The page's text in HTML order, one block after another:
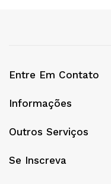
Entre Em Contato
Informações
Outros Serviços
Se Inscreva